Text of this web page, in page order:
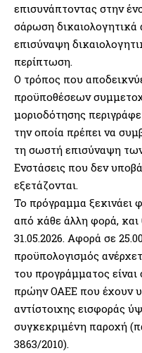
επισυνάπτοντας στην
σάρωση
επισύναψη
περίπτωση.
Ο τρόπος που
προϋποθέσεων
μοριοδότησης
την οποία πρέπει να
τη σωστή επισύναψη
Ενστάσεις που δεν
εξετάζονται.
Το πρόγραμμα ξεκινάει
από κάθε άλλη φορά, και
31.05.2026. Αφορά σε
προϋπολογισμός
του προγράμματος
πρώην ΟΑΕΕ που έχουν
αντίστοιχης εισφοράς
συγκεκριμένη παροχή
3863/2010).